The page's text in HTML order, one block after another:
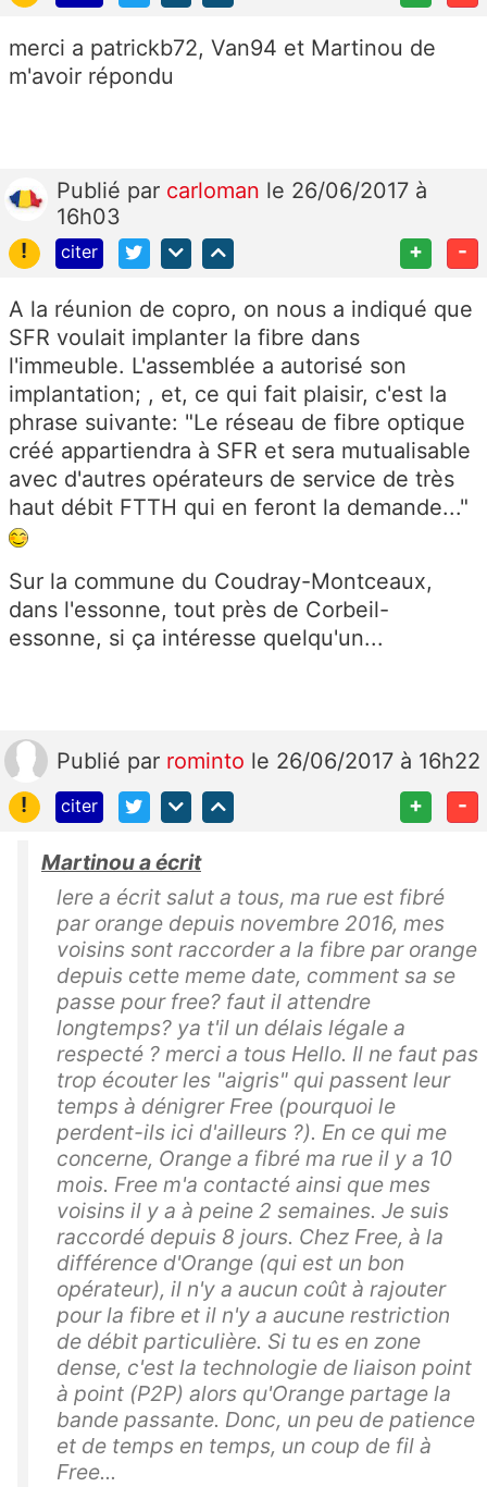
merci a patrickb72, Van94 et Martinou de
m'avoir répondu
Publié par carloman le 26/06/2017 à
16h03
!
citer + -
A la réunion de copro, on nous a indiqué que
SFR voulait implanter la fibre dans
l'immeuble. L'assemblée a autorisé son
implantation; , et, ce qui fait plaisir, c'est la
phrase suivante: "Le réseau de fibre optique
créé appartiendra à SFR et sera mutualisable
avec d'autres opérateurs de service de très
haut débit FTTH qui en feront la demande..."
Sur la commune du Coudray-Montceaux,
dans l'essonne, tout près de Corbeil-
essonne, si ça intéresse quelqu'un...
Publié par rominto le 26/06/2017 à 16h22
!
citer + -
Martinou a écrit
lere a écrit salut a tous, ma rue est fibré
par orange depuis novembre 2016, mes
voisins sont raccorder a la fibre par orange
depuis cette meme date, comment sa se
passe pour free? faut il attendre
longtemps? ya t'il un délais légale a
respecté ? merci a tous Hello. Il ne faut pas
trop écouter les "aigris" qui passent leur
temps à dénigrer Free (pourquoi le
perdent-ils ici d'ailleurs ?). En ce qui me
concerne, Orange a fibré ma rue il y a 10
mois. Free m'a contacté ainsi que mes
voisins il y a à peine 2 semaines. Je suis
raccordé depuis 8 jours. Chez Free, à la
différence d'Orange (qui est un bon
opérateur), il n'y a aucun coût à rajouter
pour la fibre et il n'y a aucune restriction
de débit particulière. Si tu es en zone
dense, c'est la technologie de liaison point
à point (P2P) alors qu'Orange partage la
bande passante. Donc, un peu de patience
et de temps en temps, un coup de fil à
Free...